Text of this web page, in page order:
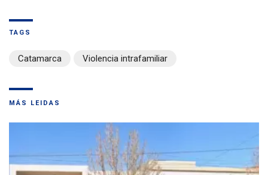
TAGS
Catamarca Violencia intrafamiliar
MÁS LEIDAS